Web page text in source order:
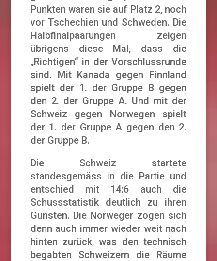
Punkten waren sie auf Platz 2, noch
vor Tschechien und Schweden. Die
Halbfinalpaarungen zeigen
übrigens diese Mal, dass die
„Richtigen“ in der Vorschlussrunde
sind. Mit Kanada gegen Finnland
spielt der 1. der Gruppe B gegen
den 2. der Gruppe A. Und mit der
Schweiz gegen Norwegen spielt
der 1. der Gruppe A gegen den 2.
der Gruppe B.
Die Schweiz startete
standesgemäss in die Partie und
entschied mit 14:6 auch die
Schussstatistik deutlich zu ihren
Gunsten. Die Norweger zogen sich
denn auch immer wieder weit nach
hinten zurück, was den technisch
begabten Schweizern die Räume